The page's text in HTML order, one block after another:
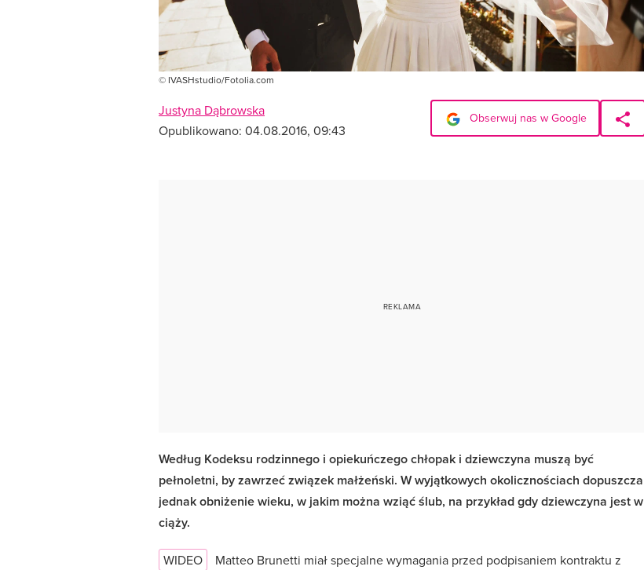
© IVASHstudio/Fotolia.com
Justyna Dąbrowska
Opublikowano: 04.08.2016, 09:43
Obserwuj nas w Google
Według Kodeksu rodzinnego i opiekuńczego chłopak i dziewczyna muszą być
pełnoletni, by zawrzeć związek małżeński. W wyjątkowych okolicznościach dopuszcza
jednak obniżenie wieku, w jakim można wziąć ślub, na przykład gdy dziewczyna jest w
ciąży.
WIDEO
Matteo Brunetti miał specjalne wymagania przed podpisaniem kontraktu z